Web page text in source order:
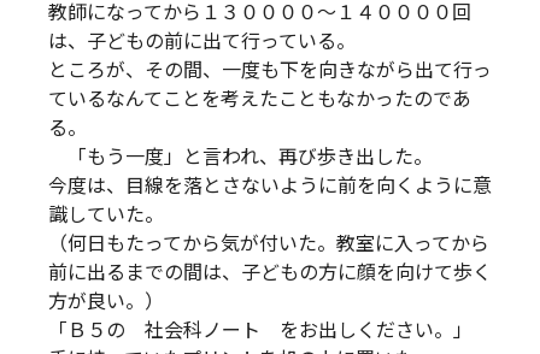
教師になってから１３００００～１４００００回
は、子どもの前に出て行っている。
ところが、その間、一度も下を向きながら出て行っ
ているなんてことを考えたこともなかったのであ
る。
「もう一度」と言われ、再び歩き出した。
今度は、目線を落とさないように前を向くように意
識していた。
（何日もたってから気が付いた。教室に入ってから
前に出るまでの間は、子どもの方に顔を向けて歩く
方が良い。）
「Ｂ５の 社会科ノート をお出しください。」